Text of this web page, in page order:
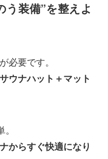
う装備”を整えよ
必要です。
サウナハット＋マット
からすぐ快適になり